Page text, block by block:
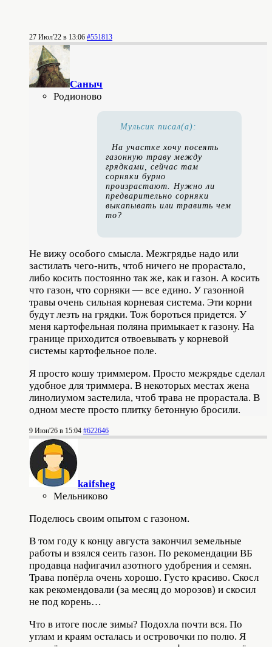
27 Июл'22 в 13:06 #551813
Саныч
Родионово
Мульсик писал(а):
На участке хочу посеять
газонную траву между
грядками, сейчас там
сорняки бурно
произрастают. Нужно ли
предварительно сорняки
выкапывать или травить чем
то?
Не вижу особого смысла. Межгрядье надо или
застилать чего-нить, чтоб ничего не прорастало,
либо косить постоянно так же, как и газон. А косить
что газон, что сорняки — все едино. У газонной
травы очень сильная корневая система. Эти корни
будут лезть на грядки. Тож бороться придется. У
меня картофельная поляна примыкает к газону. На
границе приходится отвоевывать у корневой
системы картофельное поле.
Я просто кошу триммером. Просто межрядье сделал
удобное для триммера. В некоторых местах жена
линолиумом застелила, чтоб трава не прорастала. В
одном месте просто плитку бетонную бросили.
9 Июн'26 в 15:04 #622646
kaifsheg
Мельниково
Поделюсь своим опытом с газоном.
В том году к концу августа закончил земельные
работы и взялся сеить газон. По рекомендации ВБ
продавца нафигачил азотного удобрения и семян.
Трава попёрла очень хорошо. Густо красиво. Скосл
как рекомендовали (за месяц до морозов) и скосил
не под корень…
Что в итоге после зимы? Подохла почти вся. По
углам и краям осталась и островочки по полю. Я